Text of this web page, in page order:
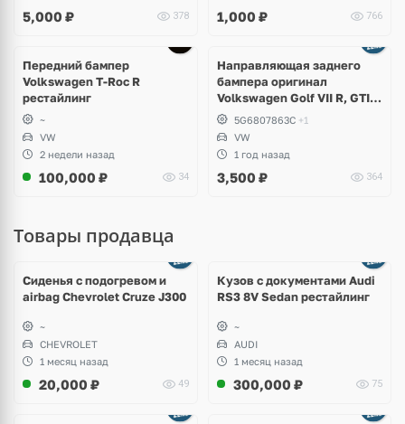
5,000 ₽ 378 1,000 ₽ 766
Передний бампер
Volkswagen T-Roc R
рестайлинг
~
VW
2 недели назад
100,000 ₽ 34
Направляющая заднего
бампера оригинал
Volkswagen Golf VII R, GTI,
e-Golf5G6807863C +1
VW
1 год назад
3,500 ₽ 364
Товары продавца
Сиденья с подогревом и
airbag Chevrolet Cruze J300
~
CHEVROLET
1 месяц назад
20,000 ₽ 49
Кузов с документами Audi
RS3 8V Sedan рестайлинг
~
AUDI
1 месяц назад
300,000 ₽ 75